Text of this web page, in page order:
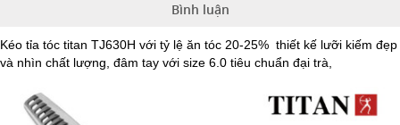
Bình luận
Kéo tỉa tóc titan TJ630H với tỷ lệ ăn tóc 20-25% thiết kế lưỡi kiếm đẹp
và nhìn chất lượng, đâm tay với size 6.0 tiêu chuẩn đại trà,